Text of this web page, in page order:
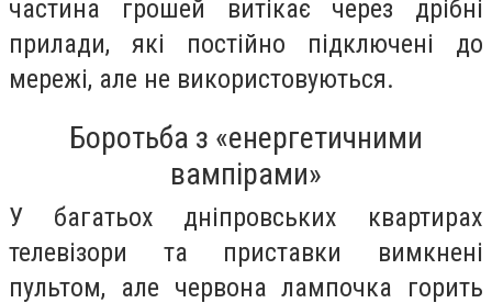
частина грошей витікає через дрібні
прилади, які постійно підключені до
мережі, але не використовуються.
Боротьба з «енергетичними
вампірами»
У багатьох дніпровських квартирах
телевізори та приставки вимкнені
пультом, але червона лампочка горить